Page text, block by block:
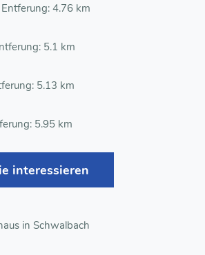
4.76 km
5.1 km
5.13 km
5.95 km
interessieren
in Schwalbach